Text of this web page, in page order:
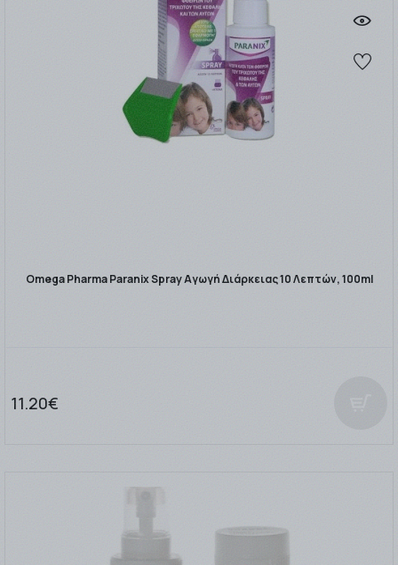
Omega Pharma Paranix Spray Αγωγή Διάρκειας 10 Λεπτών, 100ml
11.20€